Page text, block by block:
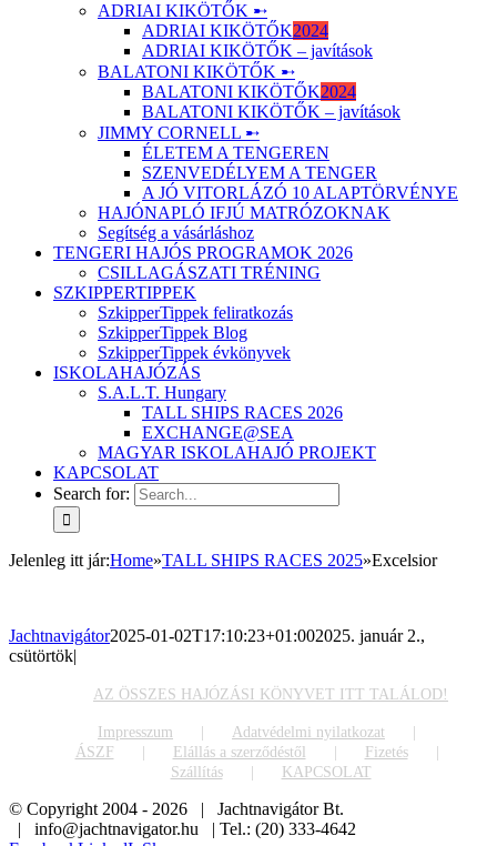
ADRIAI KIKÖTŐK ➸
ADRIAI KIKÖTŐK2024
ADRIAI KIKÖTŐK – javítások
BALATONI KIKÖTŐK ➸
BALATONI KIKÖTŐK2024
BALATONI KIKÖTŐK – javítások
JIMMY CORNELL ➸
ÉLETEM A TENGEREN
SZENVEDÉLYEM A TENGER
A JÓ VITORLÁZÓ 10 ALAPTÖRVÉNYE
HAJÓNAPLÓ IFJÚ MATRÓZOKNAK
Segítség a vásárláshoz
TENGERI HAJÓS PROGRAMOK 2026
CSILLAGÁSZATI TRÉNING
SZKIPPERTIPPEK
SzkipperTippek feliratkozás
SzkipperTippek Blog
SzkipperTippek évkönyvek
ISKOLAHAJÓZÁS
S.A.L.T. Hungary
TALL SHIPS RACES 2026
EXCHANGE@SEA
MAGYAR ISKOLAHAJÓ PROJEKT
KAPCSOLAT
Search for:
Jelenleg itt jár:Home»TALL SHIPS RACES 2025»Excelsior
Jachtnavigátor2025-01-02T17:10:23+01:002025. január 2.,
csütörtök|
AZ ÖSSZES HAJÓZÁSI KÖNYVET ITT TALÁLOD!
Impresszum
Adatvédelmi nyilatkozat
ÁSZF
Elállás a szerződéstől
Fizetés
Szállítás
KAPCSOLAT
© Copyright 2004 - 2026 | Jachtnavigátor Bt.
| info@jachtnavigator.hu | Tel.: (20) 333-4642